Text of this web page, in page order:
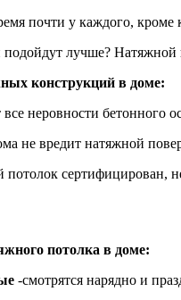
почти у каждого, кроме
лучше? Натяжной
конструкций в доме:
все неровности бетонного
не вредит натяжной
потолок сертифицирован,
потолка в доме:
-смотрятся нарядно и